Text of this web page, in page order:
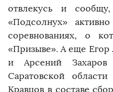
отвлекусь и
«Подсолнух»
соревнованиях, о
«Призыве». А еще
и Арсений
Саратовской
Кравцов в составе